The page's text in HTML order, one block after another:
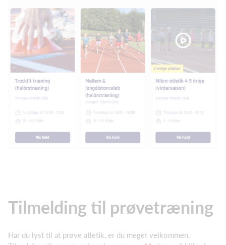
Tilmelding til prøvetræning
Har du lyst til at prøve atletik, er du meget velkommen.